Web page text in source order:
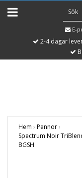
E-
2-4 dagar
Hem › Pennor›
Spectrum Noir
BGSH